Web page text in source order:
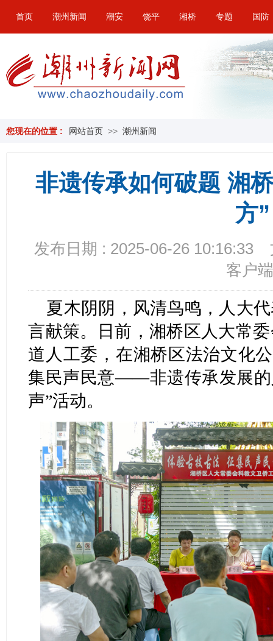
首页 潮州新闻 潮安 饶平 湘桥 专题 国防
您现在的位置 : 网站首页 >> 潮州新闻
非遗传承如何破题 湘
方”
发布日期 : 2025-06-26 10:16:33
客户端
夏木阴阴，风清鸟鸣，人大
言献策。日前，湘桥区人大常
道人工委，在湘桥区法治文化
集民声民意——非遗传承发展的
声”活动。